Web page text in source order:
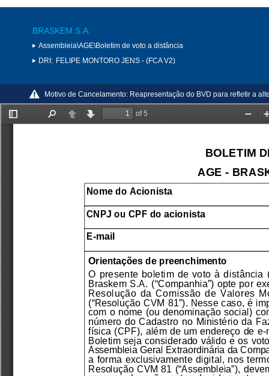
BRASKEM S.A.
Assembleia\AGE\Boletim de voto a distância
DRI: FELIPE MONTORO JENS - (FCA V2)
Motivo de Cancelamento: Reapresentação do BVD para refletir a